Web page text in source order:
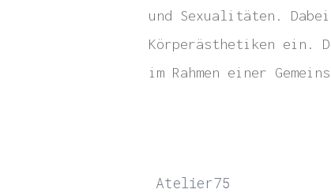
und Sexualitäten.
Körperästhetiken ein.
im Rahmen einer
Atelier75